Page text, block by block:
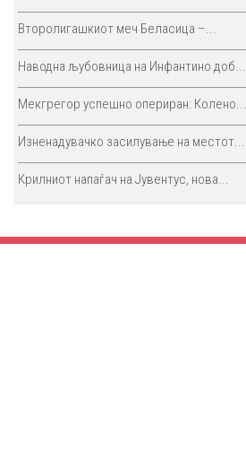
Второлигашкиот меч Беласица –...
Наводна љубовница на Инфантино доб...
Мекгрегор успешно опериран: Колено...
Изненадувачко засилување на местот...
Крилниот напаѓач на Јувентус, нова...